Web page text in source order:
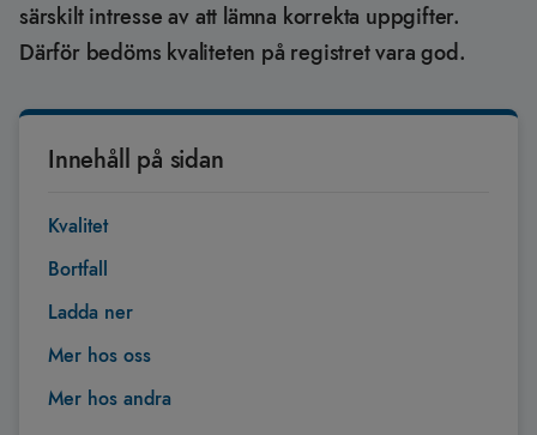
särskilt intresse av att lämna korrekta uppgifter.
Därför bedöms kvaliteten på registret vara god.
Innehåll på sidan
Kvalitet
Bortfall
Ladda ner
Mer hos oss
Mer hos andra